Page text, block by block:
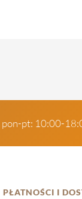
pon-pt: 10:00-
PŁATNOŚCI I